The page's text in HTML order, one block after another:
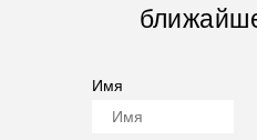
Имя